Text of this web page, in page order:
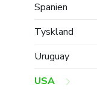
Spanien
Tyskland
Uruguay
USA